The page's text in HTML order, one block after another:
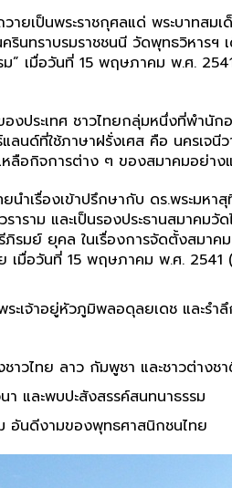
ายเป็นพระราชกุศลแด่ พระบาทส
รินทราบรมราชชนนี วัดพุทธวิหาร
” เมื่อวันที่ 15 พฤษภาคม พ.ศ.
ประเทศ ชาวไทยกลุ่มหนึ่งที่พำนัก
ลนด์ที่ใช้ภาษาฝรั่งเศส คือ นครเ
หลือกิจการต่าง ๆ ของสมาคมอย่า
ำเรื่องเข้าปรึกษากับ ดร.พระมห
าม และเป็นรองประธานสมาคมวั
รมย์ ยุคล ในเรื่องการจัดตั้งสมา
อวันที่ 15 พฤษภาคม พ.ศ. 2541 (
ะเจ้าอยู่หัวภูมิพลอดุลยเดช และร
าวไทย ลาว กัมพูชา และชาวต่าง
และพบปะสังสรรค์สนทนาธรรม
อันดีงามของพุทธศาสนิกชนไทย